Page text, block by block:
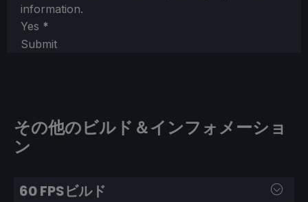
information.
Yes *
Submit
その他のビルド＆インフォメーショ
ン
60 FPSビルド